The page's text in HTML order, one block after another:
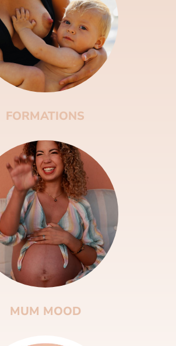
FORMATIONS
MUM MOOD